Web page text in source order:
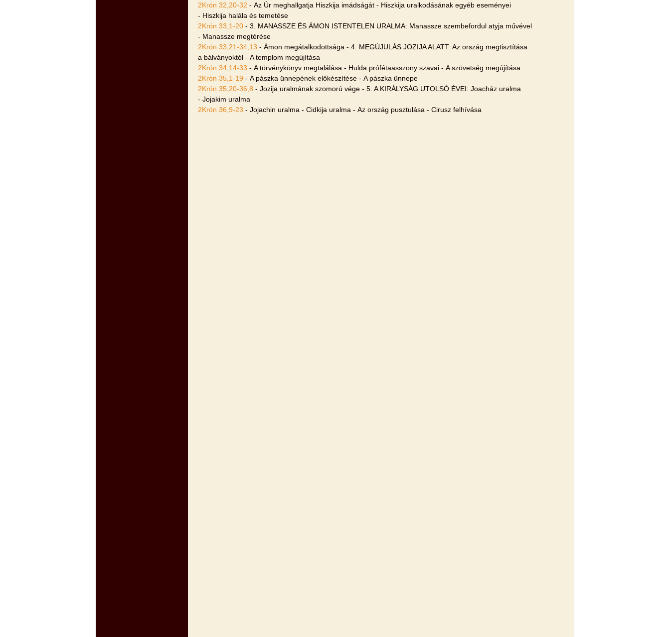
2Krón 32,20-32 - Az Úr meghallgatja Hiszkija imádságát - Hiszkija uralkodásának egyéb eseményei
- Hiszkija halála és temetése
2Krón 33,1-20 - 3. MANASSZE ÉS ÁMON ISTENTELEN URALMA: Manassze szembefordul atyja művével
- Manassze megtérése
2Krón 33,21-34,13 - Ámon megátalkodottsága - 4. MEGÚJULÁS JOZIJA ALATT: Az ország megtisztítása
a bálványoktól - A templom megújítása
2Krón 34,14-33 - A törvénykönyv megtalálása - Hulda prófétaasszony szavai - A szövetség megújítása
2Krón 35,1-19 - A pászka ünnepének előkészítése - A pászka ünnepe
2Krón 35,20-36,8 - Jozija uralmának szomorú vége - 5. A KIRÁLYSÁG UTOLSÓ ÉVEI: Joacház uralma
- Jojakim uralma
2Krón 36,9-23 - Jojachin uralma - Cidkija uralma - Az ország pusztulása - Cirusz felhívása